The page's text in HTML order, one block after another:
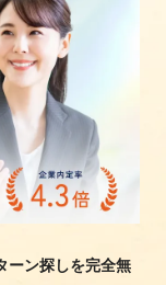
ーン探しを完全無